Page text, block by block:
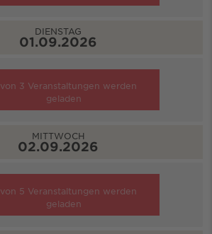
DIENSTAG
01.09.2026
von 3 Veranstaltungen werden
geladen
MITTWOCH
02.09.2026
von 5 Veranstaltungen werden
geladen